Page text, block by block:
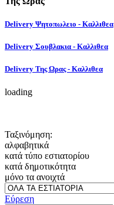
Delivery Ψητοπωλειο - Καλλιθεα
Delivery Σουβλακια - Καλλιθεα
Delivery Της Ωρας - Καλλιθεα
loading
Ταξινόμηση:
αλφαβητικά
κατά τύπο εστιατορίου
κατά δημοτικότητα
μόνο τα ανοιχτά
Εύρεση